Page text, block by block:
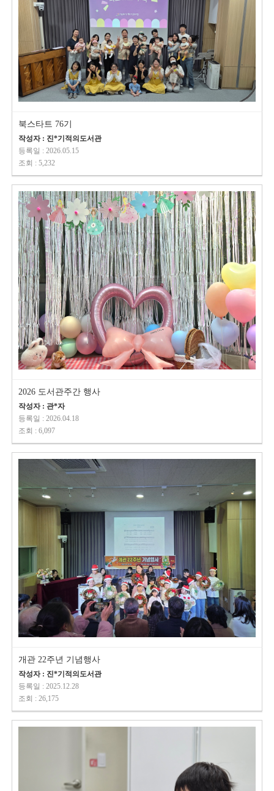
북스타트 76기
작성자 : 진*기적의도서관
등록일 : 2026.05.15
조회 : 5,232
2026 도서관주간 행사
작성자 : 관*자
등록일 : 2026.04.18
조회 : 6,097
개관 22주년 기념행사
작성자 : 진*기적의도서관
등록일 : 2025.12.28
조회 : 26,175